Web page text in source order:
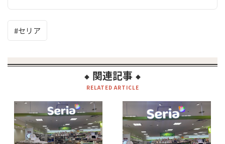
セリア
◆ 関連記事 ◆
RELATED ARTICLE